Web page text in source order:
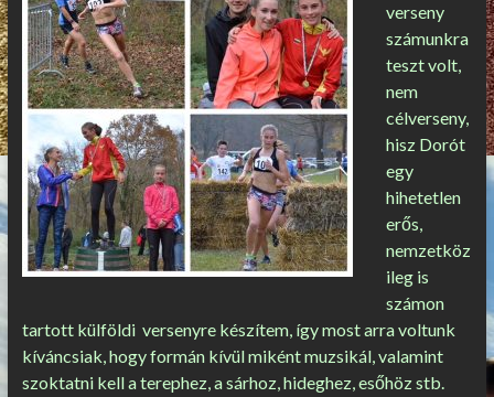
verseny
számunkra
teszt volt,
nem
célverseny,
hisz Dorót
egy
hihetetlen
erős,
nemzetköz
ileg is
számon
tartott külföldi versenyre készítem, így most arra voltunk
kíváncsiak, hogy formán kívül miként muzsikál, valamint
szoktatni kell a terephez, a sárhoz, hideghez, esőhöz stb.